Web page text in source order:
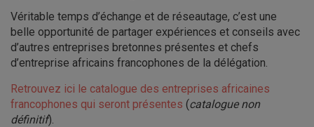
Véritable temps d’échange et de réseautage, c’est une
belle opportunité de partager expériences et conseils avec
d’autres entreprises bretonnes présentes et chefs
d’entreprise africains francophones de la délégation.
Retrouvez ici le catalogue des entreprises africaines
francophones qui seront présentes (catalogue non
définitif).